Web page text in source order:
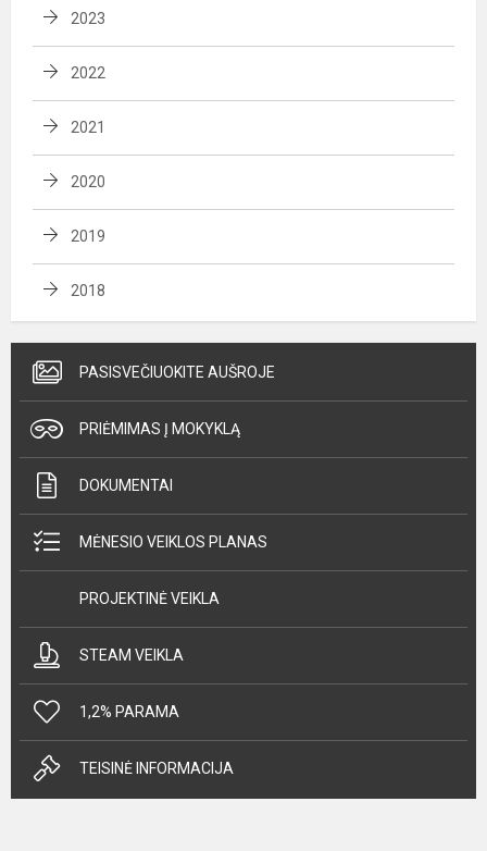
2023
2022
2021
2020
2019
2018
PASISVEČIUOKITE AUŠROJE
PRIĖMIMAS Į MOKYKLĄ
DOKUMENTAI
MĖNESIO VEIKLOS PLANAS
PROJEKTINĖ VEIKLA
STEAM VEIKLA
1,2% PARAMA
TEISINĖ INFORMACIJA